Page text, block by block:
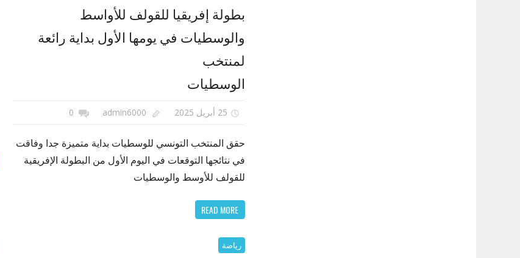
بطولة إفريقيا للقولف للأواسط
والوسطيات في يومها الأول بداية رائعة
لمنتخب
الوسطيات
25 أبريل 2025 admin6000
0
حقق المنتخب التونسي للوسطيات بداية متميزة جدا وفاقت
في نتائجها التوقعات في اليوم الأول من البطولة الإفريقية
للقولف للأوسط والوسطيات
READ MORE
رياضة